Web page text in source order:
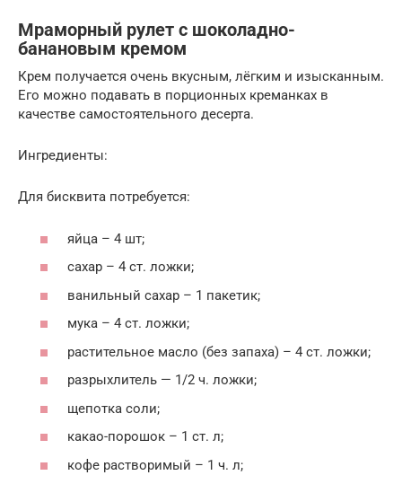
Мраморный рулет с шоколадно-
банановым кремом
Крем получается очень вкусным, лёгким и изысканным.
Его можно подавать в порционных креманках в
качестве самостоятельного десерта.
Ингредиенты:
Для бисквита потребуется:
яйца – 4 шт;
сахар – 4 ст. ложки;
ванильный сахар – 1 пакетик;
мука – 4 ст. ложки;
растительное масло (без запаха) – 4 ст. ложки;
разрыхлитель — 1/2 ч. ложки;
щепотка соли;
какао-порошок – 1 ст. л;
кофе растворимый – 1 ч. л;